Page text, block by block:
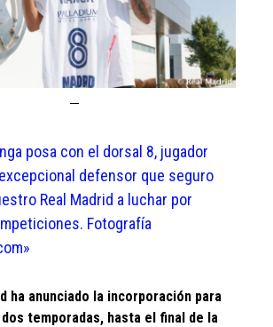
posa con el dorsal 8, jugador
defensor que seguro
Real Madrid a luchar por
Fotografía
ha anunciado la incorporación para
temporadas, hasta el final de la